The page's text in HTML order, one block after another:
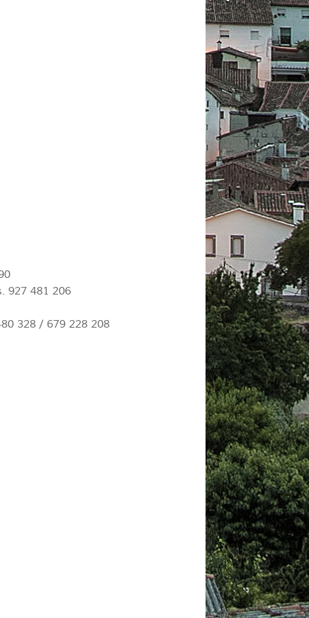
927 481 206
328 / 679 228 208